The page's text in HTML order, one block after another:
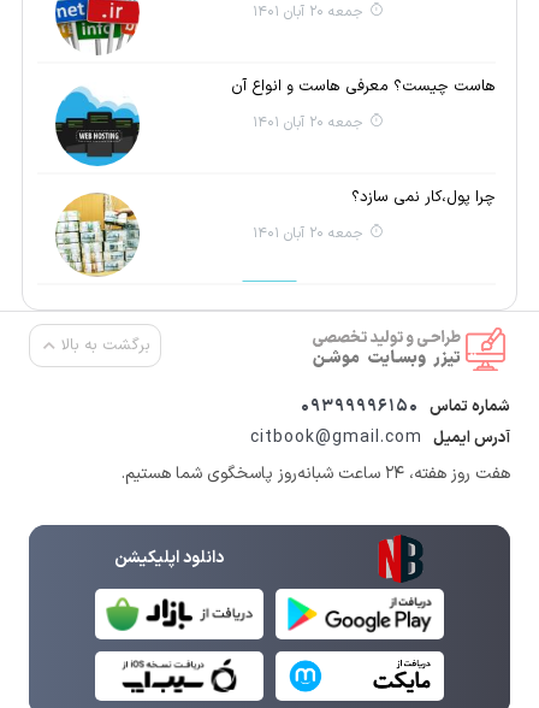
جمعه 20 آبان 1401
هاست چیست؟ معرفی هاست و انواع آن
جمعه 20 آبان 1401
چرا پول،کار نمی سازد؟
جمعه 20 آبان 1401
برگشت به بالا
شماره تماس 09399996150
آدرس ایمیل citbook@gmail.com
هفت روز هفته، ۲۴ ساعت شبانه‌روز پاسخگوی شما هستیم.
دانلود اپلیکیشن